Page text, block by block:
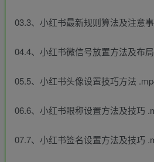
03.3、小红书最新规则算法及注意
04.4、小红书微信号放置方法及布
05.5、小红书头像设置技巧方法
06.6、小红书眼称设置方法及技巧
07.7、小红书签名设置方法及技巧